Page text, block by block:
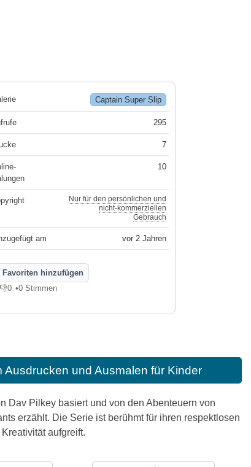
Captain Super Slip
295
7
10
Nur für den persönlichen und
nicht-kommerziellen
Gebrauch
am vor 2 Jahren
Favoriten hinzufügen
mir
👎0
Gefällt mir nicht
•0 Stimmen
und Ausmalen für Kinder
Dav Pilkey basiert und von den Abenteuern von
erzählt. Die Serie ist berühmt für ihren respektlosen
aufgreift.